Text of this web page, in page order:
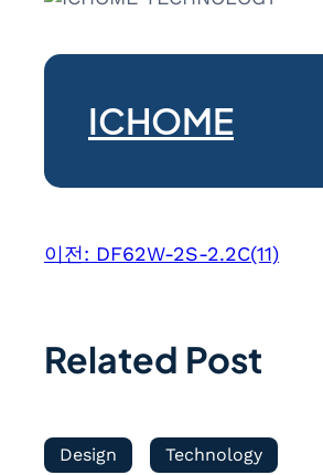
ICHOME
이전: DF62W-2S-2.2C(11)
Related Post
Design Technology